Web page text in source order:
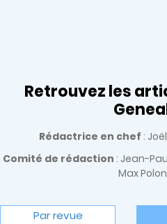
Retrouvez les
Rédactrice en chef :
Comité de rédaction : Jean-
Max
Par revue